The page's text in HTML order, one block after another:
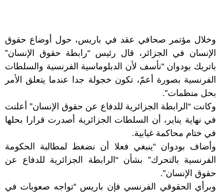
وخلال مؤتمر صحافي عقد في باريس، حول أوضاع حقوق
الإنسان في الجزائر، قال رئيس “رابطة حقوق الإنسان”
باتريك بودوان “نأسف لأن الدبلوماسية الفرنسية والسلطات
الفرنسية بصورة أعمّ، تكون خجولة جدا عندما يتعلق الأمر
بحل منظمات”.
وكانت “الرابطة الجزائرية للدفاع عن حقوق الإنسان” أعلنت
في نهاية يناير، أن السلطات الجزائرية أصدرت قرارا بحلها
في ختام محاكمة غيابية.
وأضاف بودوان “ينبغي فعلا أن نضغط لمطالبة الحكومة
الفرنسية بالتحرك” بشأن “الرابطة الجزائرية للدفاع عن
حقوق الإنسان”.
وبرأي الحقوقي الفرنسي فإن باريس “تواجه صعوبات في